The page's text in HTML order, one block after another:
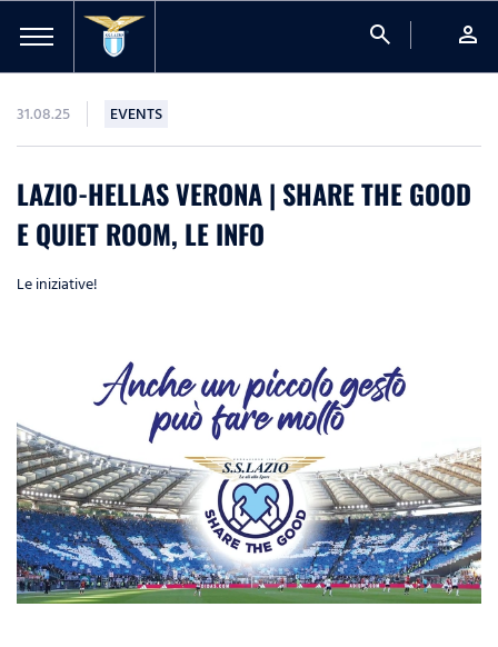
search person
31.08.25 EVENTS
LAZIO-HELLAS VERONA | SHARE THE GOOD
E QUIET ROOM, LE INFO
Le iniziative!